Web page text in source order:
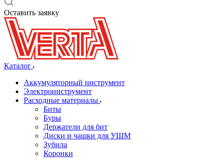
Оставить заявку
Каталог
Аккумуляторный инструмент
Электроинструмент
Расходные материалы
Биты
Буры
Держатели для бит
Диски и чашки для УШМ
Зубила
Коронки